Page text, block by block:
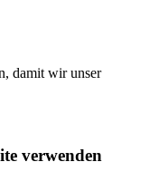
damit wir unser
verwenden